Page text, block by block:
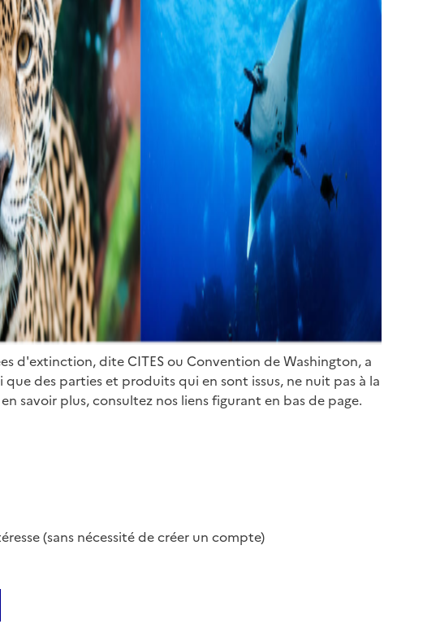
d'extinction, dite CITES ou Convention de Washington, a
des parties et produits qui en sont issus, ne nuit pas à la
savoir plus, consultez nos liens figurant en bas de page.
(sans nécessité de créer un compte)